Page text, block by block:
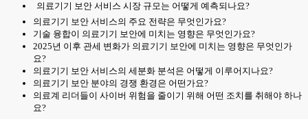
의료기기 보안 서비스 시장 규모는 어떻게 예측되나요?
의료기기 보안 서비스의 주요 전략은 무엇인가요?
기술 융합이 의료기기 보안에 미치는 영향은 무엇인가요?
2025년 이후 관세 변화가 의료기기 보안에 미치는 영향은 무엇인가
요?
의료기기 보안 서비스의 세분화 분석은 어떻게 이루어지나요?
의료기기 보안 분야의 경쟁 환경은 어떤가요?
의료계 리더들이 사이버 위험을 줄이기 위해 어떤 조치를 취해야 하나
요?